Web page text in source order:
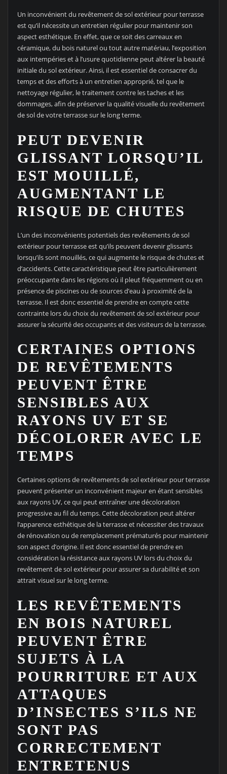
Un inconvénient du revêtement de sol extérieur pour terrasse
est qu’il nécessite un entretien régulier pour maintenir son
aspect esthétique. En effet, que ce soit des carreaux en
céramique, du bois naturel ou tout autre matériau, l’exposition
aux intempéries et à l’usure quotidienne peut altérer la beauté
initiale du sol extérieur. Ainsi, il est essentiel de consacrer du
temps et des efforts à un entretien approprié, tel que le
nettoyage régulier, le traitement contre les taches et les
dommages, afin de préserver la qualité visuelle du revêtement
de sol de votre terrasse sur le long terme.
PEUT DEVENIR
GLISSANT LORSQU’IL
EST MOUILLÉ,
AUGMENTANT LE
RISQUE DE CHUTES
L’un des inconvénients potentiels des revêtements de sol
extérieur pour terrasse est qu’ils peuvent devenir glissants
lorsqu’ils sont mouillés, ce qui augmente le risque de chutes et
d’accidents. Cette caractéristique peut être particulièrement
préoccupante dans les régions où il pleut fréquemment ou en
présence de piscines ou de sources d’eau à proximité de la
terrasse. Il est donc essentiel de prendre en compte cette
contrainte lors du choix du revêtement de sol extérieur pour
assurer la sécurité des occupants et des visiteurs de la terrasse.
CERTAINES OPTIONS
DE REVÊTEMENTS
PEUVENT ÊTRE
SENSIBLES AUX
RAYONS UV ET SE
DÉCOLORER AVEC LE
TEMPS
Certaines options de revêtements de sol extérieur pour terrasse
peuvent présenter un inconvénient majeur en étant sensibles
aux rayons UV, ce qui peut entraîner une décoloration
progressive au fil du temps. Cette décoloration peut altérer
l’apparence esthétique de la terrasse et nécessiter des travaux
de rénovation ou de remplacement prématurés pour maintenir
son aspect d’origine. Il est donc essentiel de prendre en
considération la résistance aux rayons UV lors du choix du
revêtement de sol extérieur pour assurer sa durabilité et son
attrait visuel sur le long terme.
LES REVÊTEMENTS
EN BOIS NATUREL
PEUVENT ÊTRE
SUJETS À LA
POURRITURE ET AUX
ATTAQUES
D’INSECTES S’ILS NE
SONT PAS
CORRECTEMENT
ENTRETENUS